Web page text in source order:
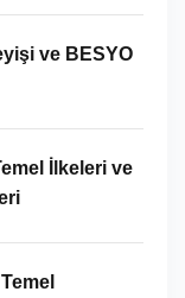
ve BESYO
İlkeleri ve